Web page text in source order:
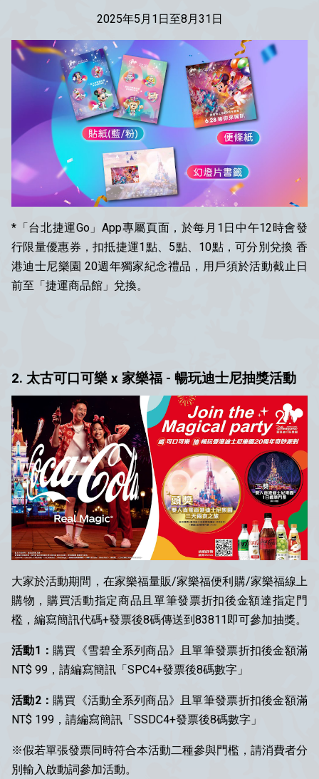
2025年5月1日至8月31日
*「台北捷運Go」App專屬頁面，於每月1日中午12時會發
行限量優惠券，扣抵捷運1點、5點、10點，可分別兌換 香
港迪士尼樂園 20週年獨家紀念禮品 ，用戶須於活動截止日
前至「捷運商品館」兌換。
2. 太古可口可樂 x 家樂福 - 暢玩迪士尼抽獎活動
大家於活動期間，在家樂福量販/家樂福便利購/家樂福線上
購物，購買活動指定商品且單筆發票折扣後金額達指定門
檻，編寫簡訊代碼+發票後8碼傳送到83811即可參加抽獎。
活動1：購買《雪碧全系列商品》且單筆發票折扣後金額滿
NT$ 99，請編寫簡訊「SPC4+發票後8碼數字」
活動2：購買《活動全系列商品》且單筆發票折扣後金額滿
NT$ 199，請編寫簡訊「SSDC4+發票後8碼數字」
※假若單張發票同時符合本活動二種參與門檻，請消費者分
別輸入啟動詞參加活動。